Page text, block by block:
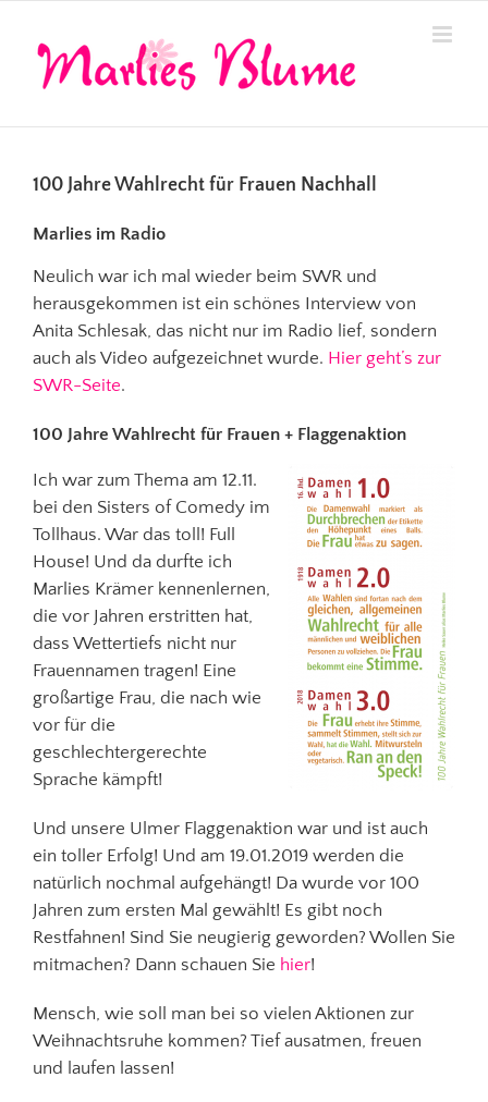
Inhalt
springen
100 Jahre Wahlrecht für Frauen Nachhall
Marlies im Radio
Neulich war ich mal wieder beim SWR und
herausgekommen ist ein schönes Interview von
Anita Schlesak, das nicht nur im Radio lief, sondern
auch als Video aufgezeichnet wurde. Hier geht’s zur
SWR-Seite.
100 Jahre Wahlrecht für Frauen + Flaggenaktion
Ich war zum Thema am 12.11.
bei den Sisters of Comedy im
Tollhaus. War das toll! Full
House! Und da durfte ich
Marlies Krämer kennenlernen,
die vor Jahren erstritten hat,
dass Wettertiefs nicht nur
Frauennamen tragen! Eine
großartige Frau, die nach wie
vor für die
geschlechtergerechte
Sprache kämpft!
Und unsere Ulmer Flaggenaktion war und ist auch
ein toller Erfolg! Und am 19.01.2019 werden die
natürlich nochmal aufgehängt! Da wurde vor 100
Jahren zum ersten Mal gewählt! Es gibt noch
Restfahnen! Sind Sie neugierig geworden? Wollen Sie
mitmachen? Dann schauen Sie hier!
Mensch, wie soll man bei so vielen Aktionen zur
Weihnachtsruhe kommen? Tief ausatmen, freuen
und laufen lassen!